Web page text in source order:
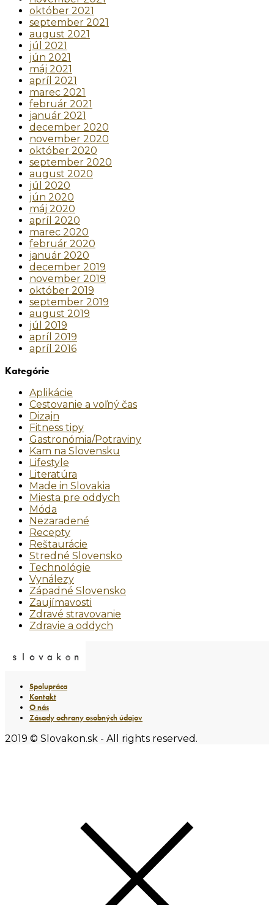
október 2021
september 2021
august 2021
júl 2021
jún 2021
máj 2021
apríl 2021
marec 2021
február 2021
január 2021
december 2020
november 2020
október 2020
september 2020
august 2020
júl 2020
jún 2020
máj 2020
apríl 2020
marec 2020
február 2020
január 2020
december 2019
november 2019
október 2019
september 2019
august 2019
júl 2019
apríl 2019
apríl 2016
Kategórie
Aplikácie
Cestovanie a voľný čas
Dizajn
Fitness tipy
Gastronómia/Potraviny
Kam na Slovensku
Lifestyle
Literatúra
Made in Slovakia
Miesta pre oddych
Móda
Nezaradené
Recepty
Reštaurácie
Stredné Slovensko
Technológie
Vynálezy
Západné Slovensko
Zaujímavosti
Zdravé stravovanie
Zdravie a oddych
Spolupráca
Kontakt
O nás
Zásady ochrany osobných údajov
2019 © Slovakon.sk - All rights reserved.